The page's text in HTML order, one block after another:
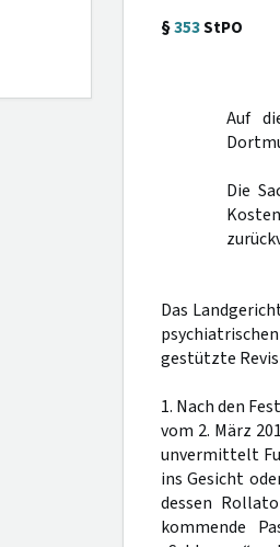
§353StPO
Auf
Die
Das
gestützte
1. Nach den
vom 2. März
unvermittelt
ins Gesicht
dessen
kommende